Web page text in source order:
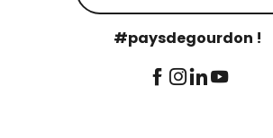
#paysdegourdon !